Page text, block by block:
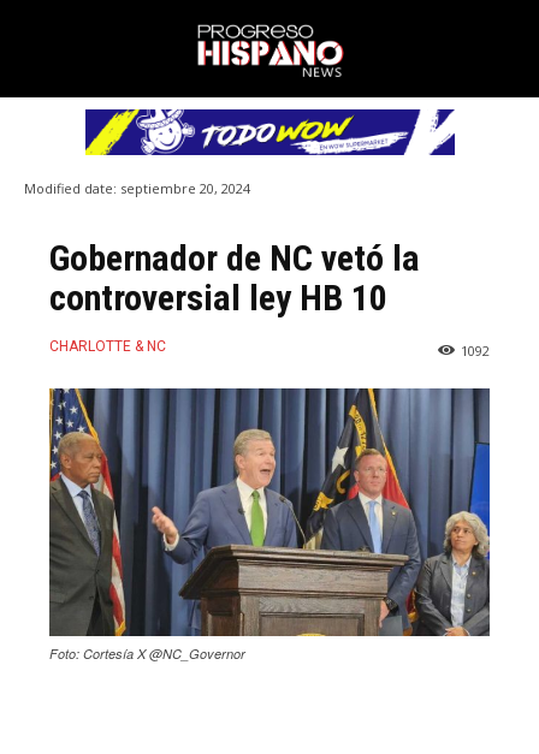
Modified date: septiembre 20, 2024
Gobernador de NC vetó la
controversial ley HB 10
CHARLOTTE & NC 1092
Foto: Cortesía X @NC_Governor